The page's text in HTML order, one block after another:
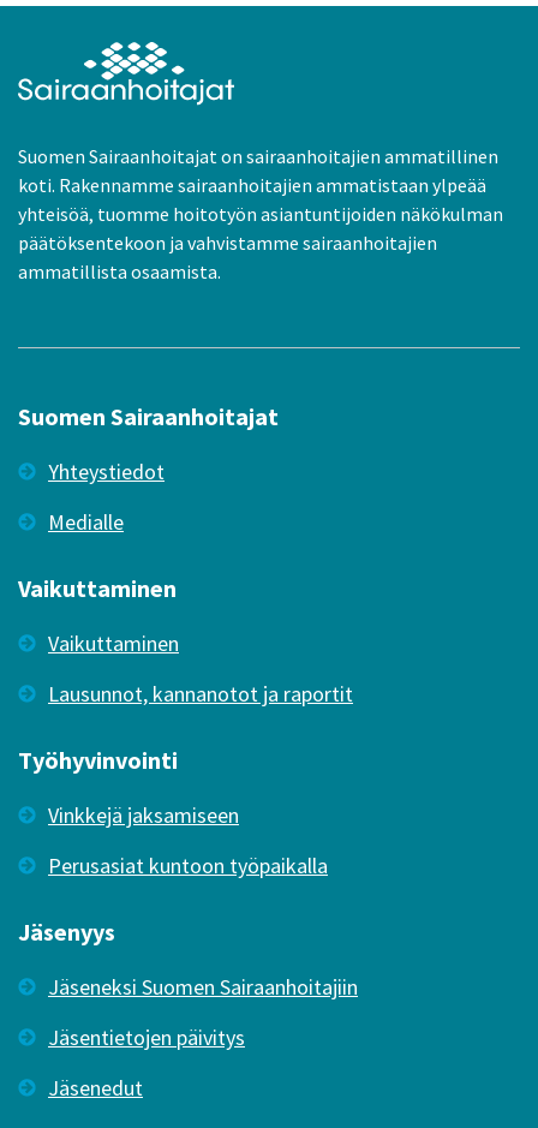
Suomen Sairaanhoitajat on sairaanhoitajien ammatillinen
koti. Rakennamme sairaanhoitajien ammatistaan ylpeää
yhteisöä, tuomme hoitotyön asiantuntijoiden näkökulman
päätöksentekoon ja vahvistamme sairaanhoitajien
ammatillista osaamista.
Suomen Sairaanhoitajat
Yhteystiedot
Medialle
Vaikuttaminen
Vaikuttaminen
Lausunnot, kannanotot ja raportit
Työhyvinvointi
Vinkkejä jaksamiseen
Perusasiat kuntoon työpaikalla
Jäsenyys
Jäseneksi Suomen Sairaanhoitajiin
Jäsentietojen päivitys
Jäsenedut